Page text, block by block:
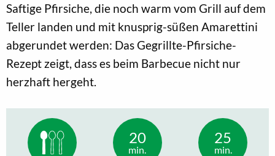
Saftige Pfirsiche, die noch warm vom Grill auf dem
Teller landen und mit knusprig-süßen Amarettini
abgerundet werden: Das Gegrillte-Pfirsiche-
Rezept zeigt, dass es beim Barbecue nicht nur
herzhaft hergeht.
20
min.
25
min.